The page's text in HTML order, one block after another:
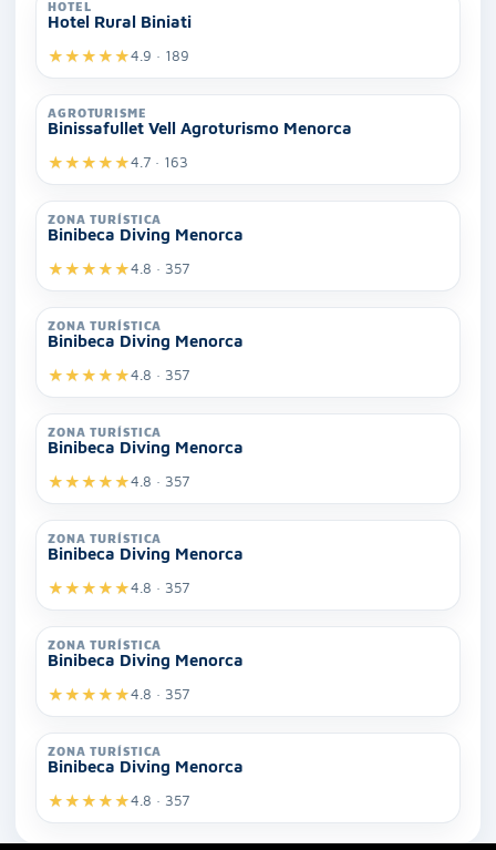
HOTEL
Hotel Rural Biniati
★★★★★4.9 · 189
AGROTURISME
Binissafullet Vell Agroturismo Menorca
★★★★★4.7 · 163
ZONA TURÍSTICA
Binibeca Diving Menorca
★★★★★4.8 · 357
ZONA TURÍSTICA
Binibeca Diving Menorca
★★★★★4.8 · 357
ZONA TURÍSTICA
Binibeca Diving Menorca
★★★★★4.8 · 357
ZONA TURÍSTICA
Binibeca Diving Menorca
★★★★★4.8 · 357
ZONA TURÍSTICA
Binibeca Diving Menorca
★★★★★4.8 · 357
ZONA TURÍSTICA
Binibeca Diving Menorca
★★★★★4.8 · 357